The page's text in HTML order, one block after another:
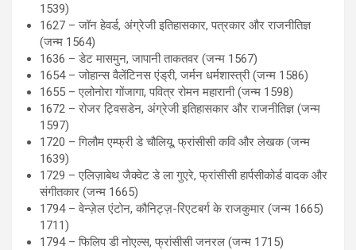
1539)
1627 – जॉन हेवर्ड, अंग्रेजी इतिहासकार, पत्रकार और राजनीतिज्ञ
(जन्म 1564)
1636 – डेट मासमुन, जापानी ताकतवर (जन्म 1567)
1654 – जोहान्स वैलेंटिनस एंड्री, जर्मन धर्मशास्त्री (जन्म 1586)
1655 – एलोनोरा गोंजागा, पवित्र रोमन महारानी (जन्म 1598)
1672 – रोजर ट्विसडेन, अंग्रेजी इतिहासकार और राजनीतिज्ञ (जन्म
1597)
1720 – गिलौम एम्फ्री डे चौलियू, फ्रांसीसी कवि और लेखक (जन्म
1639)
1729 – एलिज़ाबेथ जैक्वेट डे ला गुएरे, फ्रांसीसी हार्पसीकोर्ड वादक और
संगीतकार (जन्म 1665)
1794 – वेन्ज़ेल एंटोन, कौनिट्ज़-रिएटबर्ग के राजकुमार (जन्म 1665)
1711)
1794 – फिलिप डी नोएल्स, फ्रांसीसी जनरल (जन्म 1715)